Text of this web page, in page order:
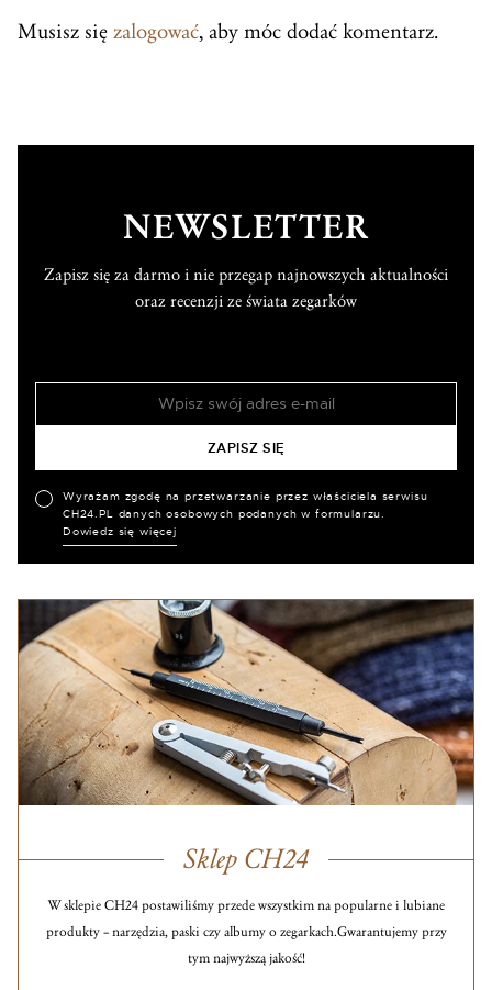
Musisz się zalogować, aby móc dodać komentarz.
NEWSLETTER
Zapisz się za darmo i nie przegap najnowszych aktualności
oraz recenzji ze świata zegarków
Wyrażam zgodę na przetwarzanie przez właściciela serwisu
CH24.PL danych osobowych podanych w formularzu.
Dowiedz się więcej
Sklep CH24
W sklepie CH24 postawiliśmy przede wszystkim na popularne i lubiane
produkty – narzędzia, paski czy albumy o zegarkach.Gwarantujemy przy
tym najwyższą jakość!